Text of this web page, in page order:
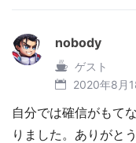
nobody
ゲスト
2020年8月
自分では確信がもて
りました。ありがと